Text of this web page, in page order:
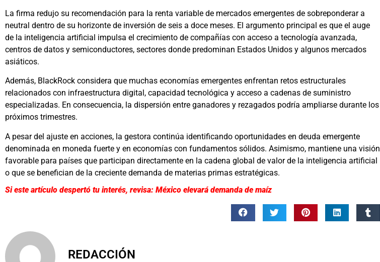
La firma redujo su recomendación para la renta variable de mercados emergentes de sobreponderar a
neutral dentro de su horizonte de inversión de seis a doce meses. El argumento principal es que el auge
de la inteligencia artificial impulsa el crecimiento de compañías con acceso a tecnología avanzada,
centros de datos y semiconductores, sectores donde predominan Estados Unidos y algunos mercados
asiáticos.
Además, BlackRock considera que muchas economías emergentes enfrentan retos estructurales
relacionados con infraestructura digital, capacidad tecnológica y acceso a cadenas de suministro
especializadas. En consecuencia, la dispersión entre ganadores y rezagados podría ampliarse durante los
próximos trimestres.
A pesar del ajuste en acciones, la gestora continúa identificando oportunidades en deuda emergente
denominada en moneda fuerte y en economías con fundamentos sólidos. Asimismo, mantiene una visión
favorable para países que participan directamente en la cadena global de valor de la inteligencia artificial
o que se benefician de la creciente demanda de materias primas estratégicas.
Si este artículo despertó tu interés, revisa: México elevará demanda de maíz
REDACCIÓN